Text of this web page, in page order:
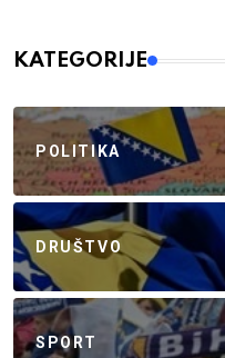
KATEGORIJE
POLITIKA
DRUŠTVO
SPORT